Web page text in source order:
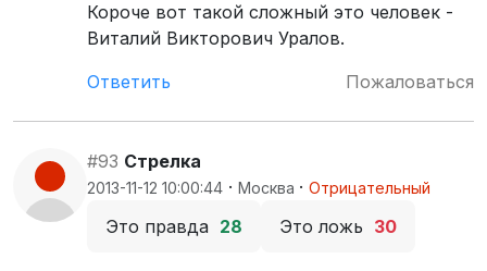
Короче вот такой сложный это человек -
Виталий Викторович Уралов.
Ответить
Пожаловаться
#93 Стрелка
2013-11-12 10:00:44 · Москва · Отрицательный
Это правда 28 Это ложь 30